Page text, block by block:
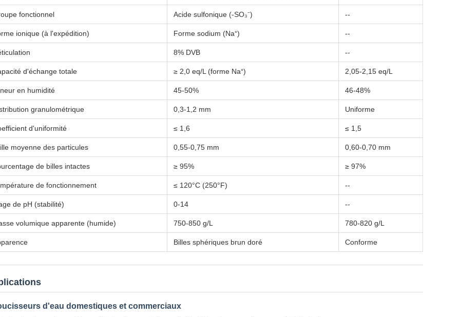
fonctionnel Acide sulfonique (-SO₃⁻) --
ionique (à l'expédition) Forme sodium (Na⁺) --
8% DVB --
d'échange totale ≥ 2,0 eq/L (forme Na⁺) 2,05-2,15 eq/L
en humidité 45-50% 46-48%
granulométrique 0,3-1,2 mm Uniforme
d'uniformité ≤ 1,6 ≤ 1,5
moyenne des particules 0,55-0,75 mm 0,60-0,70 mm
de billes intactes ≥ 95% ≥ 97%
de fonctionnement ≤ 120°C (250°F) --
de pH (stabilité) 0-14 --
volumique apparente (humide) 750-850 g/L 780-820 g/L
Billes sphériques brun doré Conforme
d'eau domestiques et commerciaux